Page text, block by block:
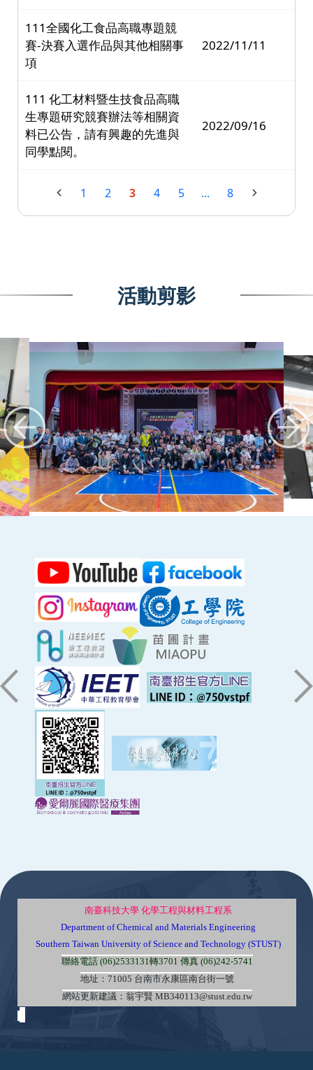
111全國化工食品高職專題競
賽-決賽入選作品與其他相關事
項
2022/11/11
111 化工材料暨生技食品高職
生專題研究競賽辦法等相關資
料已公告，請有興趣的先進與
同學點閱。
2022/09/16
1 2 3 4 5 ... 8
活動剪影
南臺科技大學 化學工程與材料工程系
Department of Chemical and Materials Engineering
Southern Taiwan University of Science and Technology (STUST)
聯絡電話 (06)2533131轉3701 傳真 (06)242-5741
地址：71005 台南市永康區南台街一號
網站更新建議：翁宇賢 MB340113@stust.edu.tw